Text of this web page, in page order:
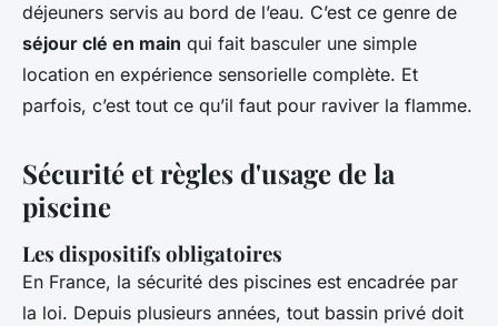
déjeuners servis au bord de l’eau. C’est ce genre de
séjour clé en main qui fait basculer une simple
location en expérience sensorielle complète. Et
parfois, c’est tout ce qu’il faut pour raviver la flamme.
Sécurité et règles d'usage de la
piscine
Les dispositifs obligatoires
En France, la sécurité des piscines est encadrée par
la loi. Depuis plusieurs années, tout bassin privé doit